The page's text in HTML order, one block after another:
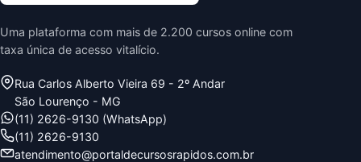
Uma plataforma com mais de 2.200 cursos online com
taxa única de acesso vitalício.
Rua Carlos Alberto Vieira 69 - 2º Andar
São Lourenço - MG
(11) 2626-9130 (WhatsApp)
(11) 2626-9130
atendimento@portaldecursosrapidos.com.br